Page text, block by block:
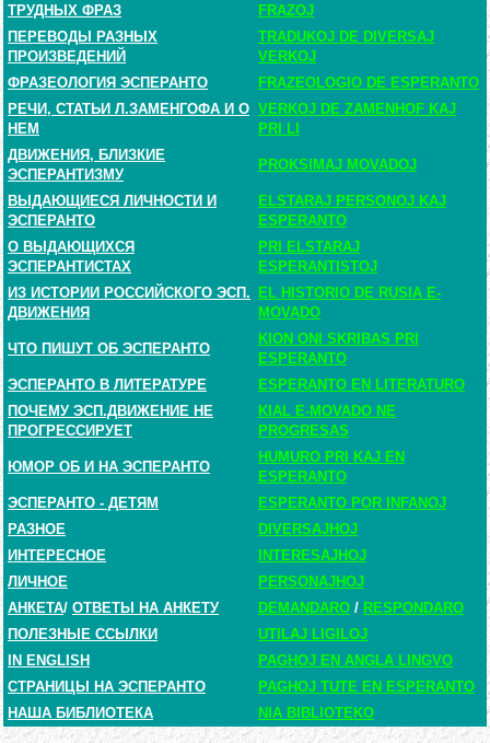
ТРУДНЫХ ФРАЗ
FRAZOJ
ПЕРЕВОДЫ РАЗНЫХ
ПРОИЗВЕДЕНИЙ
TRADUKOJ DE DIVERSAJ
VERKOJ
ФРАЗЕОЛОГИЯ ЭСПЕРАНТО
FRAZEOLOGIO DE ESPERANTO
РЕЧИ, СТАТЬИ Л.ЗАМЕНГОФА И О
НЕМ
VERKOJ DE ZAMENHOF KAJ
PRI LI
ДВИЖЕНИЯ, БЛИЗКИЕ
ЭСПЕРАНТИЗМУ
PROKSIMAJ MOVADOJ
ВЫДАЮЩИЕСЯ ЛИЧНОСТИ И
ЭСПЕРАНТО
ELSTARAJ PERSONOJ KAJ
ESPERANTO
О ВЫДАЮЩИХСЯ
ЭСПЕРАНТИСТАХ
PRI ELSTARAJ
ESPERANTISTOJ
ИЗ ИСТОРИИ РОССИЙСКОГО ЭСП.
ДВИЖЕНИЯ
EL HISTORIO DE RUSIA E-
MOVADO
ЧТО ПИШУТ ОБ ЭСПЕРАНТО
KION ONI SKRIBAS PRI
ESPERANTO
ЭСПЕРАНТО В ЛИТЕРАТУРЕ
ESPERANTO EN LITERATURO
ПОЧЕМУ ЭСП.ДВИЖЕНИЕ НЕ
ПРОГРЕССИРУЕТ
KIAL E-MOVADO NE
PROGRESAS
ЮМОР ОБ И НА ЭСПЕРАНТО
HUMURO PRI KAJ EN
ESPERANTO
ЭСПЕРАНТО - ДЕТЯМ
ESPERANTO POR INFANOJ
РАЗНОЕ
DIVERSAJHOJ
ИНТЕРЕСНОЕ
INTERESAJHOJ
ЛИЧНОЕ
PERSONAJHOJ
АНКЕТА/ ОТВЕТЫ НА АНКЕТУ DEMANDARO / RESPONDARO
ПОЛЕЗНЫЕ ССЫЛКИ
UTILAJ LIGILOJ
IN ENGLISH
PAGHOJ EN ANGLA LINGVO
СТРАНИЦЫ НА ЭСПЕРАНТО
PAGHOJ TUTE EN ESPERANTO
НАША БИБЛИОТЕКА
NIA BIBLIOTEKO